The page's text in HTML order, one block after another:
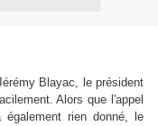
Blayac, le président
Alors que l'appel
également rien donné, le